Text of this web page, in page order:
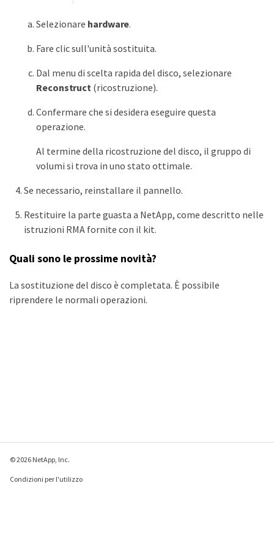
Selezionare hardware.
Fare clic sull'unità sostituita.
Dal menu di scelta rapida del disco, selezionare
Reconstruct (ricostruzione).
Confermare che si desidera eseguire questa
operazione.
Al termine della ricostruzione del disco, il gruppo di
volumi si trova in uno stato ottimale.
Se necessario, reinstallare il pannello.
Restituire la parte guasta a NetApp, come descritto nelle
istruzioni RMA fornite con il kit.
Quali sono le prossime novità?
La sostituzione del disco è completata. È possibile
riprendere le normali operazioni.
© 2026 NetApp, Inc.
Condizioni per l'utilizzo